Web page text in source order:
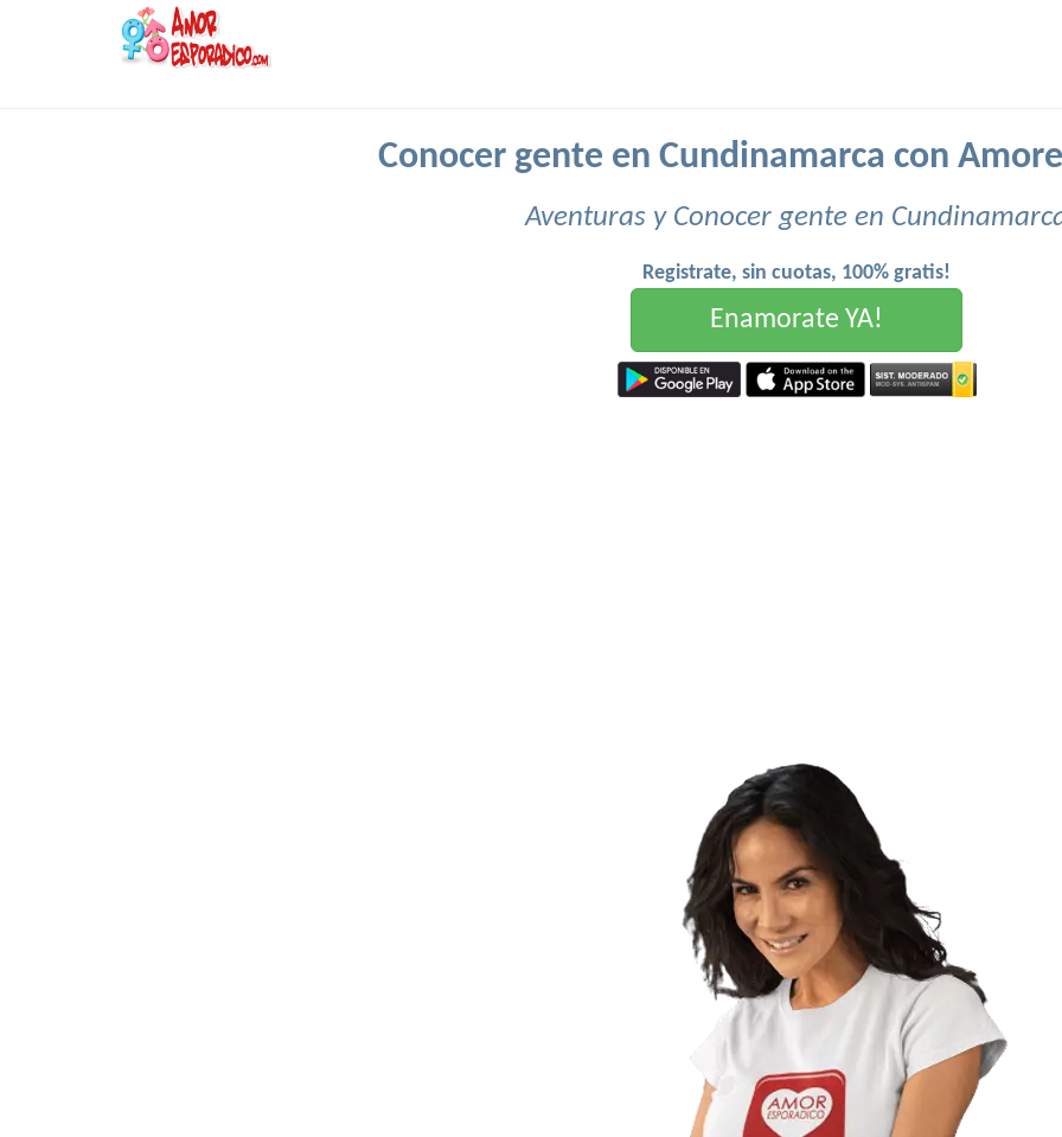
Conocer gente en Cundinamarca con
Aventuras y Conocer gente en
Registrate, sin cuotas, 100% gratis!
Enamorate YA!